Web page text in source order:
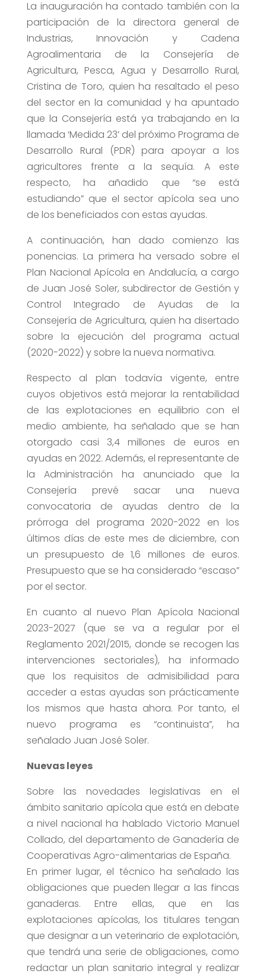
La inauguración ha contado también con la
participación de la directora general de
Industrias, Innovación y Cadena
Agroalimentaria de la Consejería de
Agricultura, Pesca, Agua y Desarrollo Rural,
Cristina de Toro, quien ha resaltado el peso
del sector en la comunidad y ha apuntado
que la Consejería está ya trabajando en la
llamada ‘Medida 23’ del próximo Programa de
Desarrollo Rural (PDR) para apoyar a los
agricultores frente a la sequía. A este
respecto, ha añadido que “se está
estudiando” que el sector apícola sea uno
de los beneficiados con estas ayudas.
A continuación, han dado comienzo las
ponencias. La primera ha versado sobre el
Plan Nacional Apícola en Andalucía, a cargo
de Juan José Soler, subdirector de Gestión y
Control Integrado de Ayudas de la
Consejería de Agricultura, quien ha disertado
sobre la ejecución del programa actual
(2020-2022) y sobre la nueva normativa.
Respecto al plan todavía vigente, entre
cuyos objetivos está mejorar la rentabilidad
de las explotaciones en equilibrio con el
medio ambiente, ha señalado que se han
otorgado casi 3,4 millones de euros en
ayudas en 2022. Además, el representante de
la Administración ha anunciado que la
Consejería prevé sacar una nueva
convocatoria de ayudas dentro de la
prórroga del programa 2020-2022 en los
últimos días de este mes de diciembre, con
un presupuesto de 1,6 millones de euros.
Presupuesto que se ha considerado “escaso”
por el sector.
En cuanto al nuevo Plan Apícola Nacional
2023-2027 (que se va a regular por el
Reglamento 2021/2015, donde se recogen las
intervenciones sectoriales), ha informado
que los requisitos de admisibilidad para
acceder a estas ayudas son prácticamente
los mismos que hasta ahora. Por tanto, el
nuevo programa es “continuista”, ha
señalado Juan José Soler.
Nuevas leyes
Sobre las novedades legislativas en el
ámbito sanitario apícola que está en debate
a nivel nacional ha hablado Victorio Manuel
Collado, del departamento de Ganadería de
Cooperativas Agro-alimentarias de España.
En primer lugar, el técnico ha señalado las
obligaciones que pueden llegar a las fincas
ganaderas. Entre ellas, que en las
explotaciones apícolas, los titulares tengan
que designar a un veterinario de explotación,
que tendrá una serie de obligaciones, como
redactar un plan sanitario integral y realizar